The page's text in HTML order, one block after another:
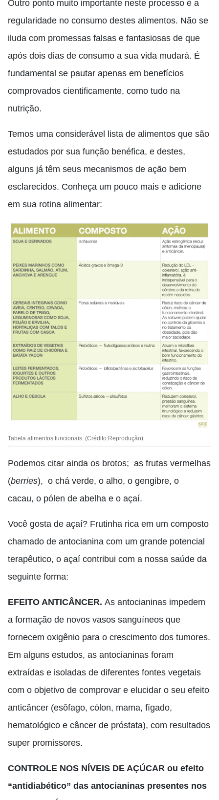
Outro ponto muito importante neste processo é a
regularidade no consumo destes alimentos. Não se
iluda com promessas falsas e fantasiosas de que
após dois dias de consumo a sua vida mudará. É
fundamental se pautar apenas em benefícios
comprovados cientificamente, como tudo na
nutrição.
Temos uma considerável lista de alimentos que são
estudados por sua função benéfica, e destes,
alguns já têm seus mecanismos de ação bem
esclarecidos. Conheça um pouco mais e adicione
em sua rotina alimentar:
Tabela alimentos funcionais. (Crédito:Reprodução)
Podemos citar ainda os brotos; as frutas vermelhas
(berries), o chá verde, o alho, o gengibre, o
cacau, o pólen de abelha e o açaí.
Você gosta de açaí? Frutinha rica em um composto
chamado de antocianina com um grande potencial
terapêutico, o açaí contribui com a nossa saúde da
seguinte forma:
EFEITO ANTICÂNCER. As antocianinas impedem
a formação de novos vasos sanguíneos que
fornecem oxigênio para o crescimento dos tumores.
Em alguns estudos, as antocianinas foram
extraídas e isoladas de diferentes fontes vegetais
com o objetivo de comprovar e elucidar o seu efeito
anticâncer (esôfago, cólon, mama, fígado,
hematológico e câncer de próstata), com resultados
super promissores.
CONTROLE NOS NÍVEIS DE AÇÚCAR ou efeito
“antidiabético” das antocianinas presentes nos